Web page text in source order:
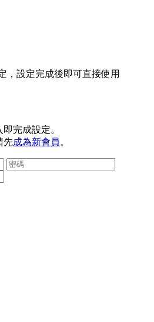
，設定完成後即可直接使用
完成設定。
先成為新會員 。